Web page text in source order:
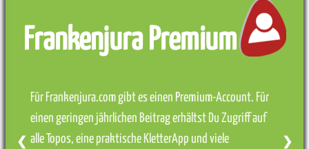
Frankenjura Premium
Für Frankenjura.com gibt es einen Premium-Account. Für
einen geringen jährlichen Beitrag erhältst Du Zugriff auf
alle Topos, eine praktische KletterApp und viele
❮ ❯